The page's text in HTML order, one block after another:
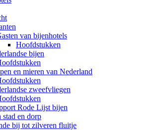
van bijenhotels
Hoofdstukken
bijen
en mieren van Nederland
zweefvliegen
Rode Lijst bijen
en dorp
bij tot zilveren fluitje